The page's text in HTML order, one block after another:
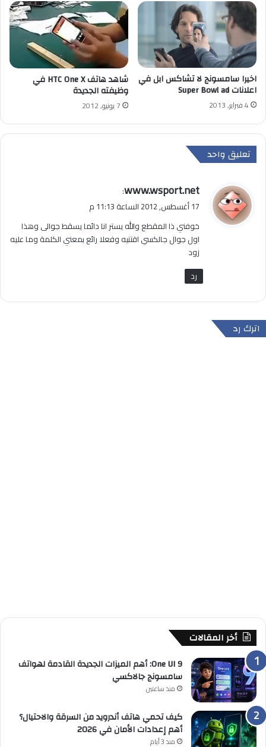
اخيرا سامسونج لا تشاكس ابل في
اعلانات Super Bowl ad
4 فبراير, 2013
شاهد هاتف HTC One X في
وظيفته الجديدة
7 يونيو, 2012
تعليق واحد
ي
ق
ل
www.wsport.net
:
17 أغسطس, 2012 الساعة 11:13 م
خوفني ذا المقطع والله يستر انا دائما يسقط جوالى وهذا
اول جوال جالكسي اقتنيه وفعلا رائع بمعني الكلمة وما عليه
زود
رد
اترك رد
أخر المقالات
One UI 9: أهم الميزات الجديدة القادمة لهواتف
سامسونج جالاكسي
منذ ساعتين
كيف تحمي هاتف أندرويد من السرقة والاحتيال؟
أهم إعدادات الأمان في 2026
منذ 3 أيام